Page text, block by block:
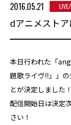
2016.05.21
dアニメスト
本日行われた「
題歌ライヴ!!」」
とが決定しました！
配信開始日は決定
さい！